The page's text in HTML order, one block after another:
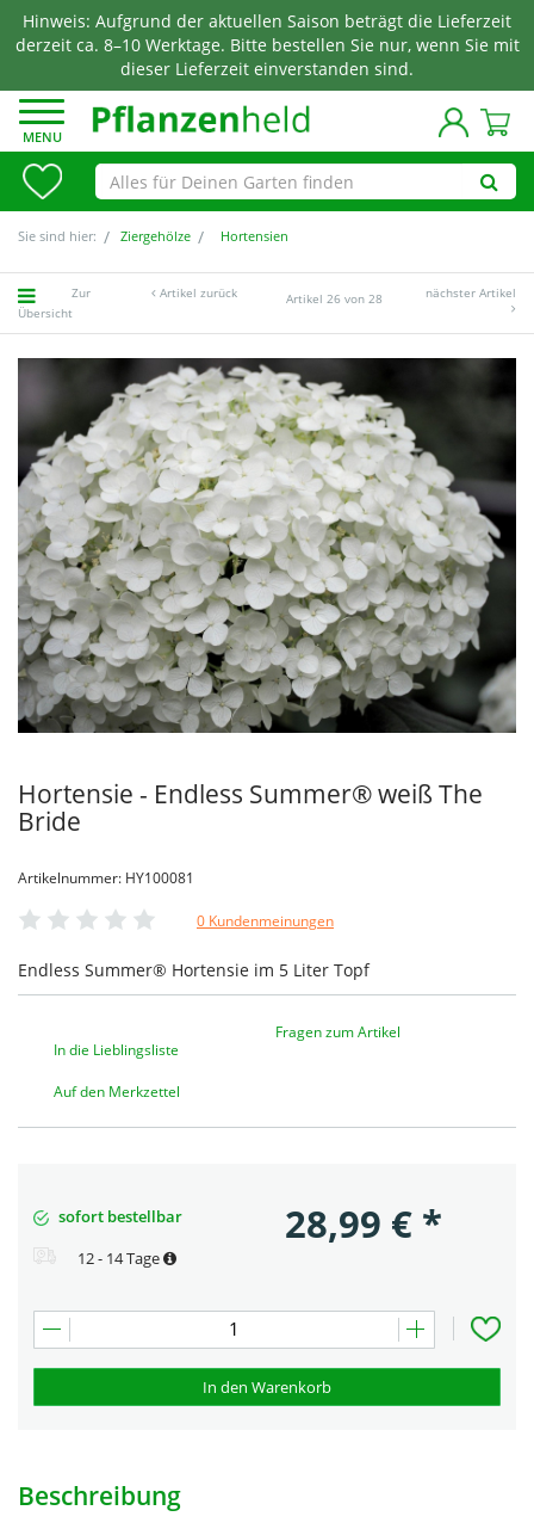
Hinweis: Aufgrund der aktuellen Saison beträgt die Lieferzeit
derzeit ca. 8–10 Werktage. Bitte bestellen Sie nur, wenn Sie mit
dieser Lieferzeit einverstanden sind.
MENU
Sie sind hier: Ziergehölze Hortensien
Zur
Übersicht
Artikel zurück Artikel 26 von 28 nächster Artikel
Hortensie - Endless Summer® weiß The
Bride
Artikelnummer: HY100081
0 Kundenmeinungen
Endless Summer® Hortensie im 5 Liter Topf
In die Lieblingsliste
Auf den Merkzettel
Fragen zum Artikel
sofort bestellbar
12 - 14 Tage
28,99 € *
In den Warenkorb
Beschreibung